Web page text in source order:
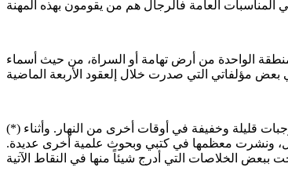
الواحدة من أرض تهامة أو السراة، من حيث أسماء
(*) عدد الوجبات اليومية ثلاث : فطور (قروع)، وغداء، وعشاء، وغالباً تُقدم في أوقات محددة عند شروق الشمس، ووسط النهار، وبعد المغرب. وأحياناً توجد وجبات قليلة وخفيفة في أوقات أخرى من النهار. وأثناء
عن بعض الأشربة والأطعمة عند الأوائل، ونشرت معظمها في كتبي وبحوث علمية أخرى عديدة.